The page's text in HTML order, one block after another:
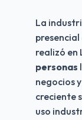
La
realizó en
personas
negocios
creciente
uso